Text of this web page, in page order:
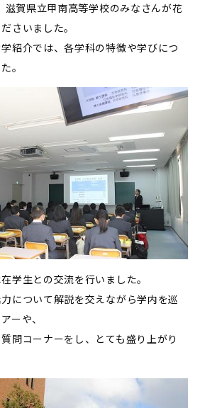
滋賀県立甲南高等学校のみなさんが花
さいました。
紹介では、各学科の特徴や学びにつ
。
学生との交流を行いました。
について解説を交えながら学内を巡
ーや、
問コーナーをし、とても盛り上がり